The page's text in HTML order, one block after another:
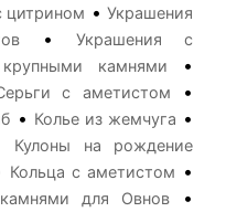
цитрином • Украшения
• Украшения с
камнями •
с аметистом •
• Колье из жемчуга •
Кулоны на рождение
Кольца с аметистом •
для Овнов•